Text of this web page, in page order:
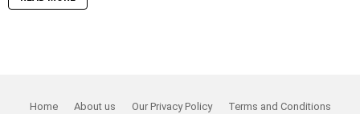
Home About us Our Privacy Policy Terms and Conditions